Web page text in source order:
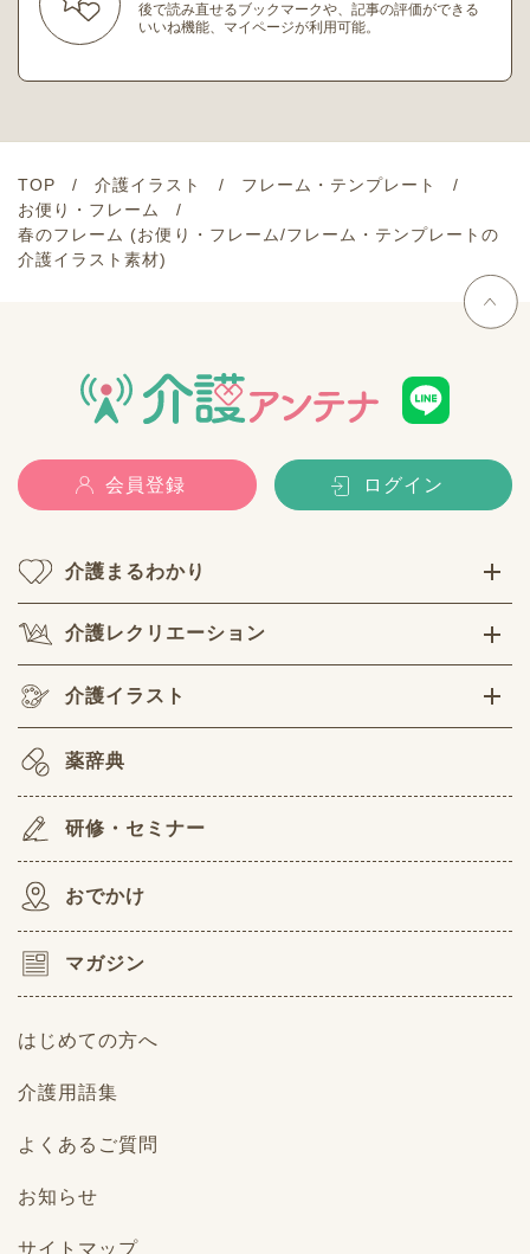
後で読み直せるブックマークや、記事の評価ができる
いいね機能、マイページが利用可能。
TOP 介護イラスト
フレーム・テンプレート
お便り・フレーム
春のフレーム (お便り・フレーム/フレーム・テンプレートの
介護イラスト素材)
会員登録 ログイン
介護まるわかり
介護レクリエーション
介護イラスト
薬辞典
研修・セミナー
おでかけ
マガジン
はじめての方へ
介護用語集
よくあるご質問
お知らせ
サイトマップ